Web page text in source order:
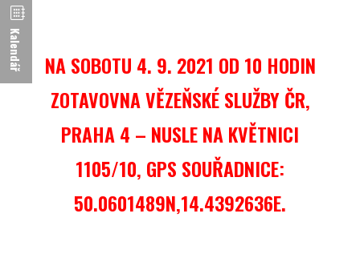
NA SOBOTU 4. 9. 2021 OD 10 HODIN
ZOTAVOVNA VĚZEŇSKÉ SLUŽBY ČR,
PRAHA 4 – NUSLE NA KVĚTNICI
1105/10, GPS SOUŘADNICE:
50.0601489N,14.4392636E.
Kalendář